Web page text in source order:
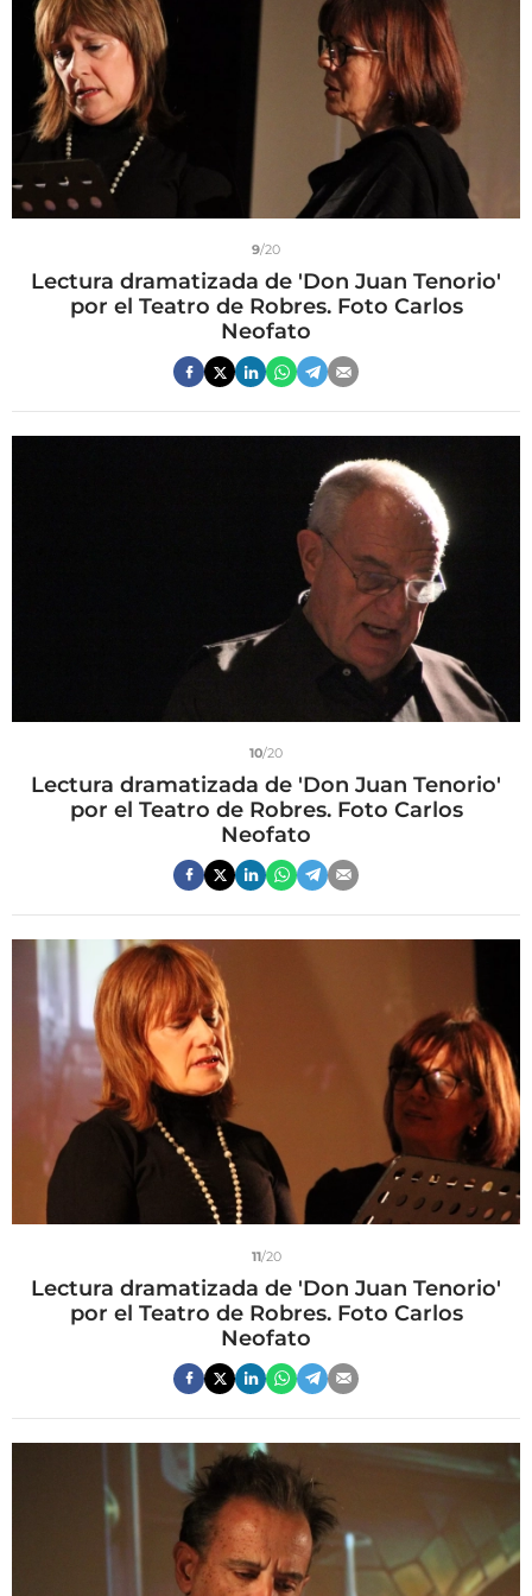
9/20
Lectura dramatizada de 'Don Juan Tenorio'
por el Teatro de Robres. Foto Carlos
Neofato
10/20
Lectura dramatizada de 'Don Juan Tenorio'
por el Teatro de Robres. Foto Carlos
Neofato
11/20
Lectura dramatizada de 'Don Juan Tenorio'
por el Teatro de Robres. Foto Carlos
Neofato